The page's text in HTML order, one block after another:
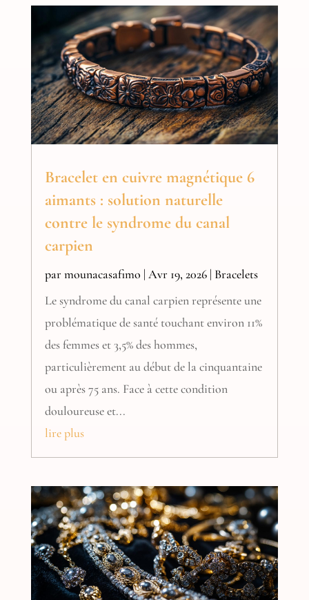
Bracelet en cuivre magnétique 6
aimants : solution naturelle
contre le syndrome du canal
carpien
parmounacasafimo | Avr 19, 2026| Bracelets
Le syndrome du canal carpien représente une
problématique de santé touchant environ 11%
des femmes et 3,5% des hommes,
particulièrement au début de la cinquantaine
ou après 75 ans. Face à cette condition
douloureuse et...
lire plus